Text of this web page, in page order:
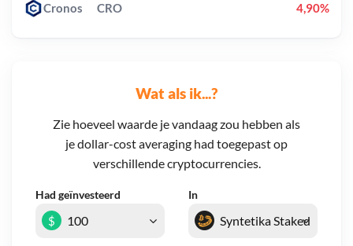
Wat als ik...?
Zie hoeveel waarde je vandaag zou hebben als
je dollar-cost averaging had toegepast op
verschillende cryptocurrencies.
Had geïnvesteerd In
$
Cronos CRO 4,90%